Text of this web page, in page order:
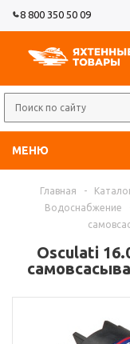
8 800 350 50 09
МЕНЮ
Главная -
Водоснабжение
Osculati